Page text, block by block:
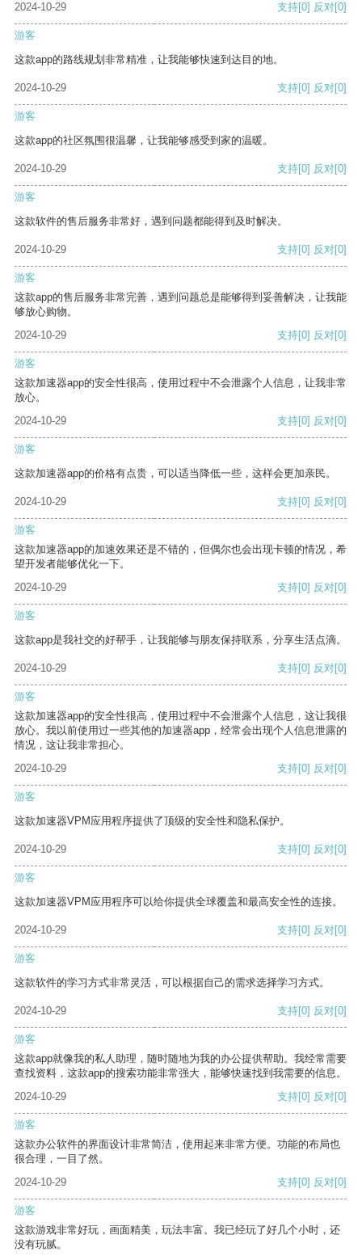
2024-10-29 支持[0] 反对[0]
游客
这款app的路线规划非常精准，让我能够快速到达目的地。
2024-10-29 支持[0] 反对[0]
游客
这款app的社区氛围很温馨，让我能够感受到家的温暖。
2024-10-29 支持[0] 反对[0]
游客
这款软件的售后服务非常好，遇到问题都能得到及时解决。
2024-10-29 支持[0] 反对[0]
游客
这款app的售后服务非常完善，遇到问题总是能够得到妥善解决，让我能
够放心购物。
2024-10-29
支持[0] 反对[0]
游客
这款加速器app的安全性很高，使用过程中不会泄露个人信息，让我非常
放心。
2024-10-29
支持[0] 反对[0]
游客
这款加速器app的价格有点贵，可以适当降低一些，这样会更加亲民。
2024-10-29 支持[0] 反对[0]
游客
这款加速器app的加速效果还是不错的，但偶尔也会出现卡顿的情况，希
望开发者能够优化一下。
2024-10-29
支持[0] 反对[0]
游客
这款app是我社交的好帮手，让我能够与朋友保持联系，分享生活点滴。
2024-10-29 支持[0] 反对[0]
游客
这款加速器app的安全性很高，使用过程中不会泄露个人信息，这让我很
放心。我以前使用过一些其他的加速器app，经常会出现个人信息泄露的
情况，这让我非常担心。
2024-10-29
支持[0] 反对[0]
游客
这款加速器VPM应用程序提供了顶级的安全性和隐私保护。
2024-10-29 支持[0] 反对[0]
游客
这款加速器VPM应用程序可以给你提供全球覆盖和最高安全性的连接。
2024-10-29 支持[0] 反对[0]
游客
这款软件的学习方式非常灵活，可以根据自己的需求选择学习方式。
2024-10-29 支持[0] 反对[0]
游客
这款app就像我的私人助理，随时随地为我的办公提供帮助。我经常需要
查找资料，这款app的搜索功能非常强大，能够快速找到我需要的信息。
2024-10-29
支持[0] 反对[0]
游客
这款办公软件的界面设计非常简洁，使用起来非常方便。功能的布局也
很合理，一目了然。
2024-10-29
支持[0] 反对[0]
游客
这款游戏非常好玩，画面精美，玩法丰富。我已经玩了好几个小时，还
没有玩腻。